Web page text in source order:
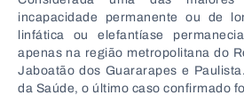
incapacidade permanente ou de
linfática ou elefantíase
apenas na região metropolitana do
Jaboatão dos Guararapes e
da Saúde, o último caso confirmado